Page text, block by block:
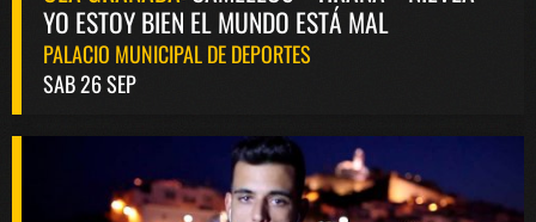
YO ESTOY BIEN EL MUNDO ESTÁ MAL
PALACIO MUNICIPAL DE DEPORTES
SAB 26 SEP